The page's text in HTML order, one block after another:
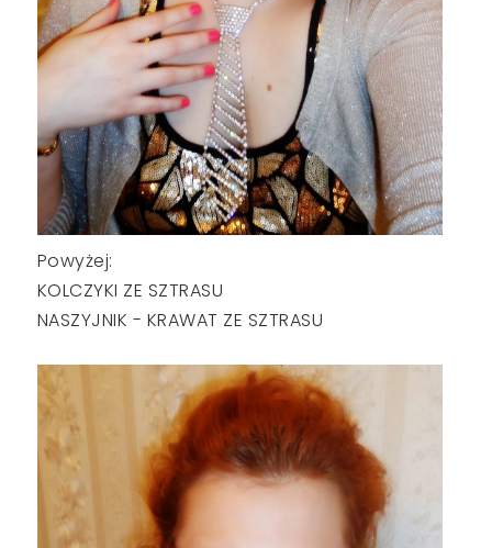
Powyżej:
KOLCZYKI ZE SZTRASU
NASZYJNIK - KRAWAT ZE SZTRASU